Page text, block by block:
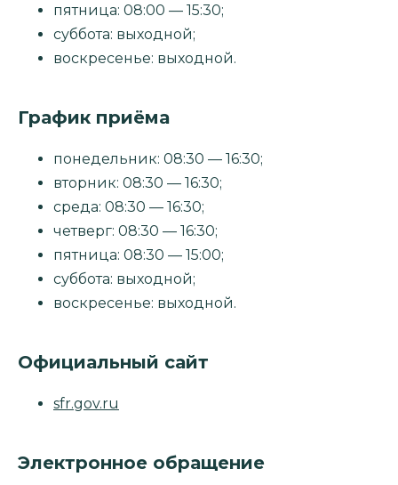
пятница: 08:00 — 15:30;
суббота: выходной;
воскресенье: выходной.
График приёма
понедельник: 08:30 — 16:30;
вторник: 08:30 — 16:30;
среда: 08:30 — 16:30;
четверг: 08:30 — 16:30;
пятница: 08:30 — 15:00;
суббота: выходной;
воскресенье: выходной.
Официальный сайт
sfr.gov.ru
Электронное обращение